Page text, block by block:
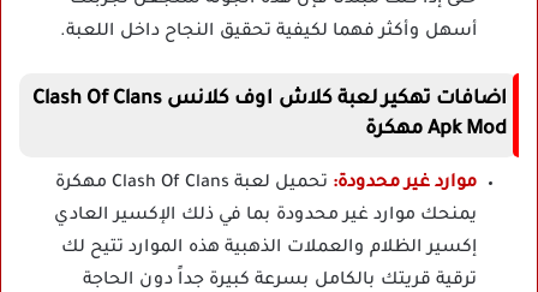
أسهل وأكثر فهما لكيفية تحقيق النجاح داخل اللعبة.
اضافات تهكير لعبة كلاش اوف كلانس Clash Of Clans
Apk Mod مهكرة
موارد غير محدودة:
تحميل لعبة Clash Of Clans مهكرة
يمنحك موارد غير محدودة بما في ذلك الإكسير العادي
إكسير الظلام والعملات الذهبية هذه الموارد تتيح لك
ترقية قريتك بالكامل بسرعة كبيرة جداً دون الحاجة